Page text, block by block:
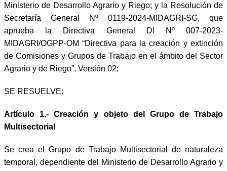
Ministerio de Desarrollo Agrario y Riego; y la Resolución de
Secretaría General Nº 0119-2024-MIDAGRI-SG, que
aprueba la Directiva General DI Nº 007-2023-
MIDAGRI/OGPP-OM “Directiva para la creación y extinción
de Comisiones y Grupos de Trabajo en el ámbito del Sector
Agrario y de Riego”, Versión 02;
SE RESUELVE:
Artículo 1.- Creación y objeto del Grupo de Trabajo
Multisectorial
Se crea el Grupo de Trabajo Multisectorial de naturaleza
temporal, dependiente del Ministerio de Desarrollo Agrario y